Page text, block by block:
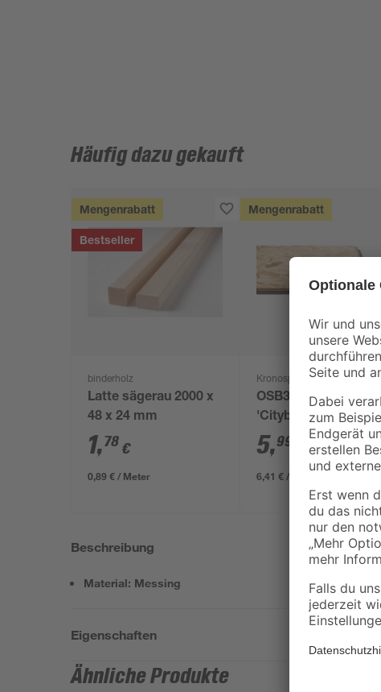
Häufig dazu gekauft
Mengenrabatt
Bestseller
binderholz
Latte sägerau 2000 x
48 x 24 mm
1,78 €
0,89 € / Meter
Mengenrabatt
Kronospan
OSB3-Verlegeplatte
'Cityboard'
ungeschliffen 1690 x
634 x 12 mm
5,99
/ m²
6,41 € / Pack
Beschreibung
Material: Messing
Eigenschaften
Ähnliche Produkte